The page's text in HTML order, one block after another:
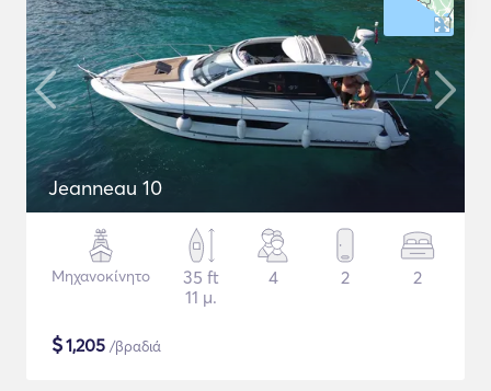
Jeanneau 10
Μηχανοκίνητο
35 ft
11 μ.
4 2 2
$1,205 /βραδιά